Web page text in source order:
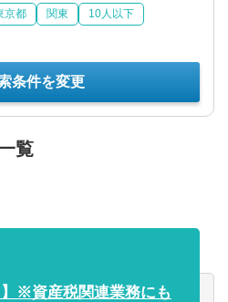
覧
】※資産税関連業務にも
京都 関東
10人以下
条件を変更